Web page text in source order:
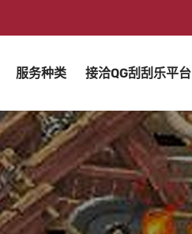
服务种类 接洽QG刮刮乐平台